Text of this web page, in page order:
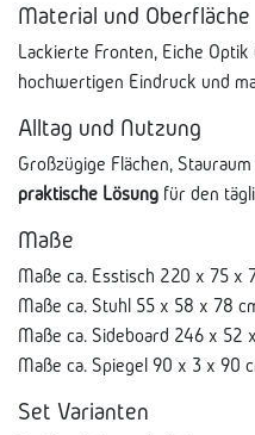
Material und Oberfläche
Lackierte Fronten, Eiche
hochwertigen Eindruck und
Alltag und Nutzung
Großzügige Flächen,
praktische Lösung für den
Maße
Maße ca. Esstisch 220 x 75 x
Maße ca. Stuhl 55 x 58 x 78
Maße ca. Sideboard 246 x 52
Maße ca. Spiegel 90 x 3 x 90
Set Varianten